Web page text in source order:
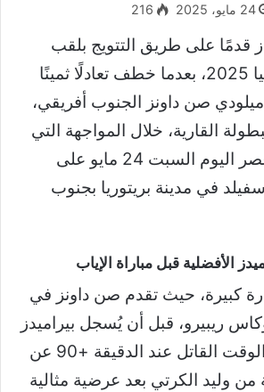
24 مايو، 2025 216
قدمًا على طريق التتويج بلقب
دوري أبطال أفريقيا 2025، بعدما خطف تعادلًا ثمينًا
أمام ماميلودي صن داونز الجنوب أفريقي،
القارية، خلال المواجهة التي
جمعت الفريقين عصر اليوم السبت 24 مايو على
في مدينة بريتوريا بجنوب
الأفضلية قبل مباراة الإياب
كبيرة، حيث تقدم صن داونز في
54 عبر لوكاس ريبيرو، قبل أن يُسجل بيراميدز
هدف التعادل في الوقت القاتل عند الدقيقة +90 عن
وليد الكرتي بعد عرضية مثالية